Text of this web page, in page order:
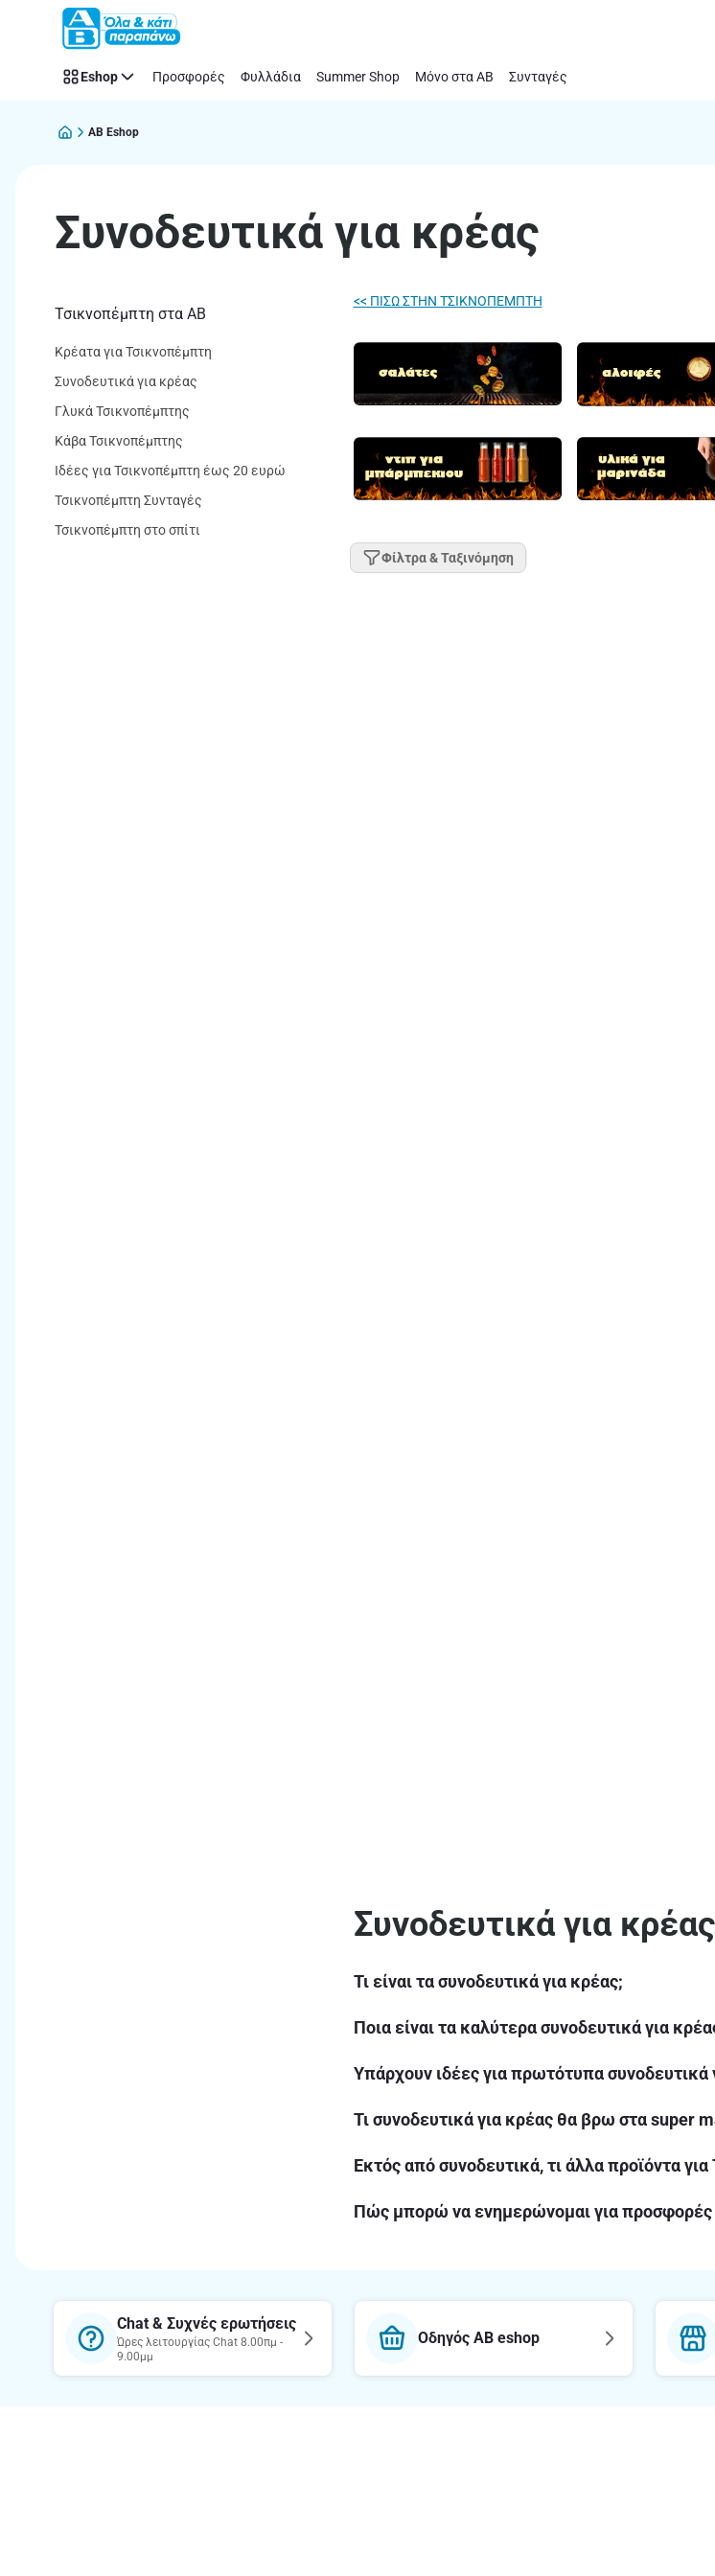
Παράλειψη
Συνοδευτικά
Βασιλόπουλος
Eshop Προσφορές Φυλλάδια Summer Shop Μόνο στα ΑΒ Συνταγές
AB Eshop
Συνοδευτικά για κρέας
Τσικνοπέμπτη στα ΑΒ
Κρέατα για Τσικνοπέμπτη
Συνοδευτικά για κρέας
Γλυκά Τσικνοπέμπτης
Κάβα Τσικνοπέμπτης
Ιδέες για Τσικνοπέμπτη έως 20 ευρώ
Τσικνοπέμπτη Συνταγές
Τσικνοπέμπτη στο σπίτι
<< ΠΙΣΩ ΣΤΗΝ ΤΣΙΚΝΟΠΕΜΠΤΗ
Φίλτρα & Ταξινόμηση
Συνοδευτικά για
Τι είναι τα συνοδευτικά για κρέας;
Ποια είναι τα καλύτερα συνοδευτικά για
Υπάρχουν ιδέες για πρωτότυπα συνοδευτικά
Τι συνοδευτικά για κρέας θα βρω στα super
Εκτός από συνοδευτικά, τι άλλα προϊόντα
Πώς μπορώ να ενημερώνομαι για
Chat & Συχνές ερωτήσεις
Ώρες λειτουργίας Chat 8.00πμ -
9.00μμ
Οδηγός AB eshop